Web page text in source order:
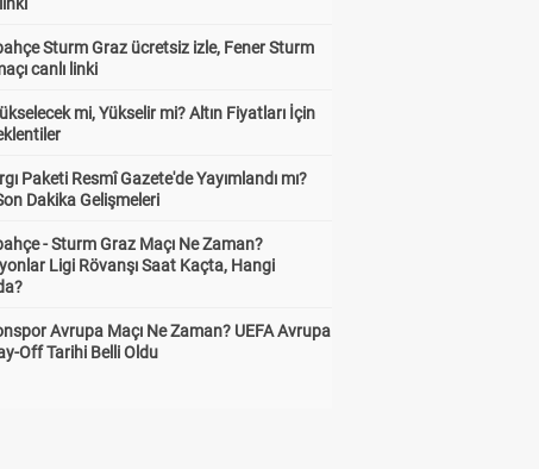
Sturm Graz ücretsiz izle, Fener Sturm
canlı linki
mi, Yükselir mi? Altın Fiyatları İçin
Paketi Resmî Gazete'de Yayımlandı mı?
Dakika Gelişmeleri
- Sturm Graz Maçı Ne Zaman?
Ligi Rövanşı Saat Kaçta, Hangi
Avrupa Maçı Ne Zaman? UEFA Avrupa
Off Tarihi Belli Oldu